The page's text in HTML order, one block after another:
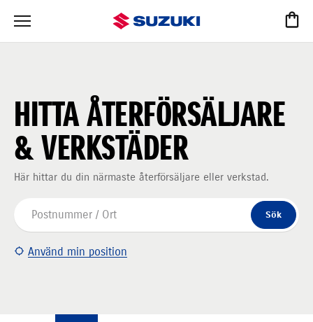
HITTA ÅTERFÖRSÄLJARE
& VERKSTÄDER
Här hittar du din närmaste återförsäljare eller verkstad.
Sök
Använd min position